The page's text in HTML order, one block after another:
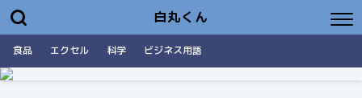
白丸くん
食品 エクセル 科学 ビジネス用語